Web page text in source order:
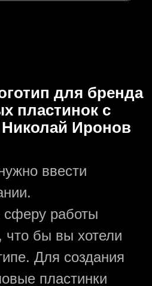
для бренда
пластинок с
Иронов
ввести
сферу работы
что бы вы хотели
Для создания
пластинки